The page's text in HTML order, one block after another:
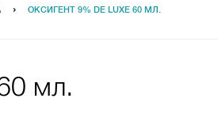
ОКСИГЕНТ 9% DE LUXE 60 МЛ.
мл.